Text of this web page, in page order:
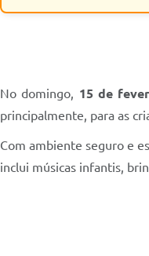
No domingo, 15 de
principalmente, para as
Com ambiente seguro e
inclui músicas infantis,